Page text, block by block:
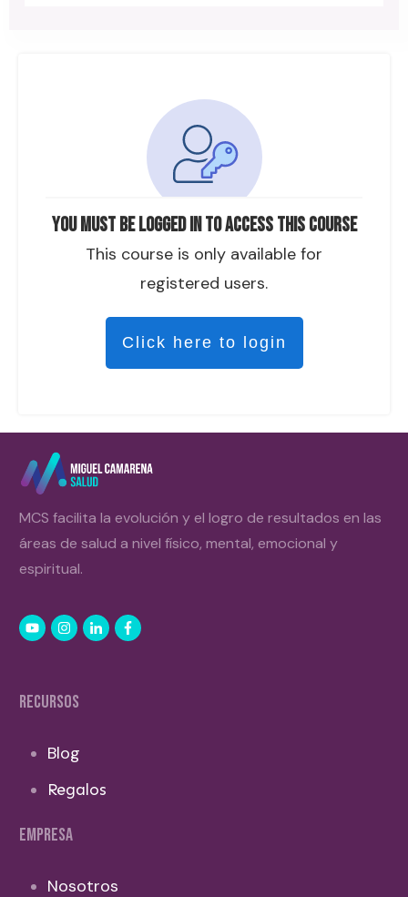
You must be logged in to access this course
This course is only available for
registered users.
Click here to login
MCS facilita la evolución y el logro de resultados en las
áreas de salud a nivel físico, mental, emocional y
espiritual.
RECURSOS
Blog
Regalos
EMPRESA
Nosotros